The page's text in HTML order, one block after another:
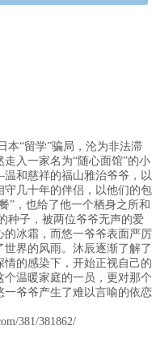
本“留学”骗局，沦为非法滞
入一家名为“随心面馆”的小
和慈祥的福山雅治爷爷，以
几十年的伴侣，以他们的包
”，也给了他一个栖身之所和
种子，被两位爷爷无声的爱
冰霜，而悠一爷爷表面严厉
界的风雨。沐辰逐渐了解了
的感染下，开始正视自己的
温暖家庭的一员，更对那个
爷爷产生了难以言喻的依恋
381/381862/